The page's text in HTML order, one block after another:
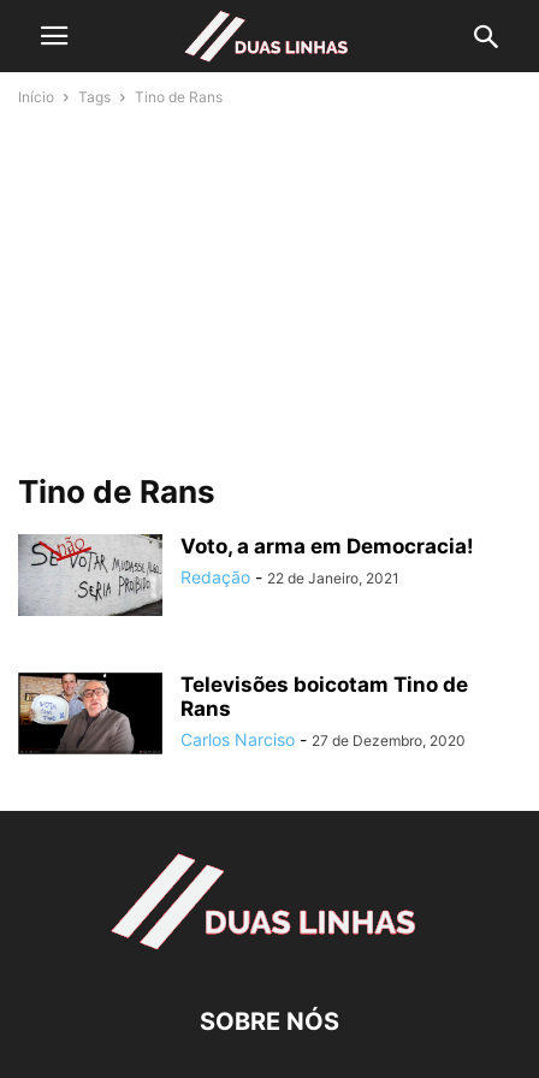
Início Tags Tino de Rans
Tino de Rans
Voto, a arma em Democracia!
Redação - 22 de Janeiro, 2021
Televisões boicotam Tino de
Rans
Carlos Narciso - 27 de Dezembro, 2020
SOBRE NÓS